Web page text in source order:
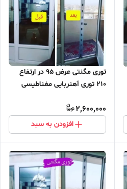
توری مگنتی عرض 95 در ارتفاع
210 توری آهنربایی مغناطیسی
مگنتی پرده توری بالکن توری
مغازه پرده مغازه
2,600,000
افزودن به سبد